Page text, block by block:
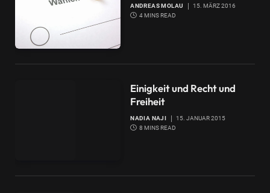
ANDREAS MOLAU
15. MÄRZ 2016
4 MINS READ
Einigkeit und Recht und
Freiheit
NADIA NAJI
15. JANUAR 2015
8 MINS READ